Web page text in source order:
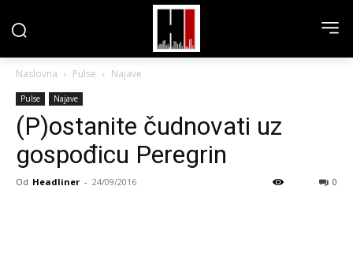
Naslovna Pulse Najave
Pulse Najave
(P)ostanite čudnovati uz
gospođicu Peregrin
Od Headliner - 24/09/2016 0